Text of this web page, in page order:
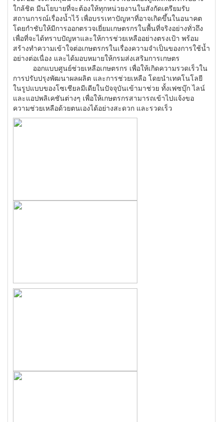
ใกล้ชิด มีนโยบายที่จะต้องให้ทุกหน่วยงานในสังกัดเตรียมรับ
สถานการณ์เรื่องน้ำไว้ เพื่อบรรเทาปัญหาที่อาจเกิดขึ้นในอนาคต
โดยกำชับให้มีการออกตรวจเยี่ยมเกษตรกรในพื้นที่จริงอย่างทั่วถึง
เพื่อที่จะได้ทราบปัญหาและให้การช่วยเหลืออย่างตรงเป้า พร้อม
สร้างทำความเข้าใจต่อเกษตรกรในเรื่องความจำเป็นของการใช้น้ำ
อย่างต่อเนื่อง และได้มอบหมายให้กรมส่งเสริมการเกษตร
ออกแบบศูนย์ช่วยเหลือเกษตรกร เพื่อให้เกิดความรวดเร็วใน
การปรับปรุงพัฒนาผลผลิต และการช่วยเหลือ โดยนำเทคโนโลยี
ในรูปแบบของโซเชียลมีเดียในปัจจุบันเข้ามาช่วย ทั้งเฟซบุ๊ก ไลน์
และแอปพลิเคชันต่างๆ เพื่อให้เกษตรกรสามารถเข้าไปแจ้งขอ
ความช่วยเหลือด้วยตนเองได้อย่างสะดวก และรวดเร็ว